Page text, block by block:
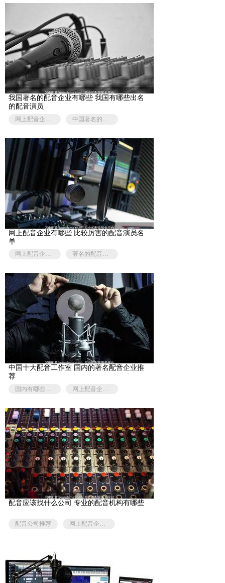
我国著名的配音企业有哪些 我国有哪些出名
的配音演员
网上配音企业有哪些 中国著名的配音演员
网上配音企业有哪些 比较厉害的配音演员名
单
网上配音企业有哪些 著名的配音演员有哪些
中国十大配音工作室 国内的著名配音企业推
荐
国内有哪些知名配音工作室
配音应该找什么公司 专业的配音机构有哪些
配音公司推荐 网上配音企业有哪些